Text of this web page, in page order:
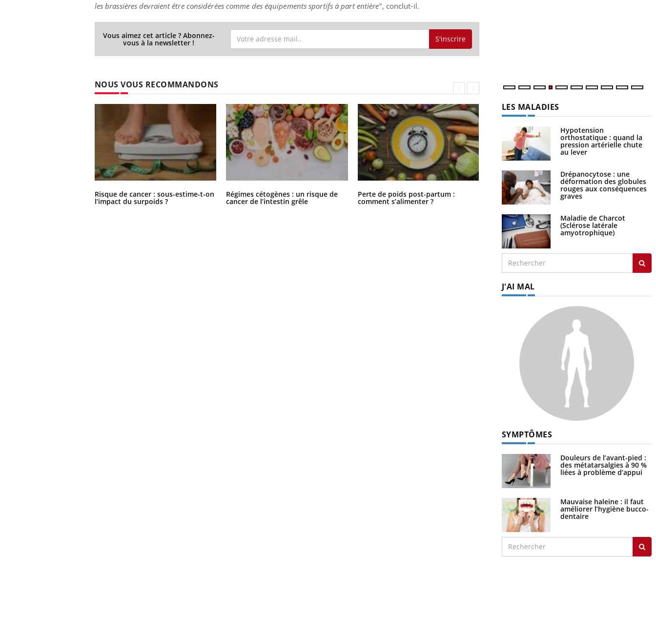
les brassières devraient être considérées comme des équipements sportifs à part entière", conclut-il.
Vous aimez cet article ? Abonnez-
vous à la newsletter ! S'inscrire
NOUS VOUS RECOMMANDONS
Risque de cancer : sous-estime-t-on
l’impact du surpoids ?
Régimes cétogènes : un risque de
cancer de l’intestin grêle
Perte de poids post-partum :
comment s’alimenter ?
Comment nous percevons le chaud
et le froid : une recherche éclaire le
sujet
LES MALADIES
Hypotension
orthostatique : quand la
pression artérielle chute
au lever
Drépanocytose : une
déformation des globules
rouges aux conséquences
graves
Maladie de Charcot
(Sclérose latérale
amyotrophique)
J'AI MAL
SYMPTÔMES
Douleurs de l’avant-pied :
des métatarsalgies à 90 %
liées à problème d’appui
Mauvaise haleine : il faut
améliorer l’hygiène bucco-
dentaire